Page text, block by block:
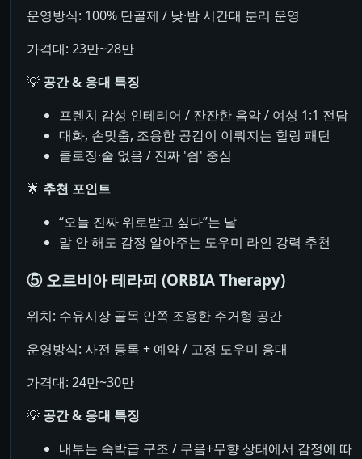
운영방식: 100% 단골제 / 낮·밤 시간대 분리 운영
가격대: 23만~28만
💡 공간 & 응대 특징
프렌치 감성 인테리어 / 잔잔한 음악 / 여성 1:1 전담
대화, 손맞춤, 조용한 공감이 이뤄지는 힐링 패턴
클로징·술 없음 / 진짜 '쉼' 중심
🌟 추천 포인트
“오늘 진짜 위로받고 싶다”는 날
말 안 해도 감정 알아주는 도우미 라인 강력 추천
⑤ 오르비아 테라피 (ORBIA Therapy)
위치: 수유시장 골목 안쪽 조용한 주거형 공간
운영방식: 사전 등록 + 예약 / 고정 도우미 응대
가격대: 24만~30만
💡 공간 & 응대 특징
내부는 숙박급 구조 / 무음+무향 상태에서 감정에 따